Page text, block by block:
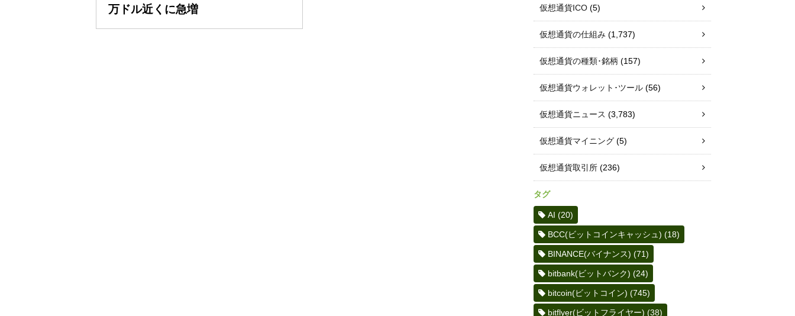
万ドル近くに急増
仮想通貨ICO (5)
仮想通貨の仕組み (1,737)
仮想通貨の種類･銘柄 (157)
仮想通貨ウォレット･ツール (56)
仮想通貨ニュース (3,783)
仮想通貨マイニング (5)
仮想通貨取引所 (236)
タグ
AI (20)
BCC(ビットコインキャッシュ) (18)
BINANCE(バイナンス) (71)
bitbank(ビットバンク) (24)
bitcoin(ビットコイン) (745)
bitflyer(ビットフライヤー) (38)